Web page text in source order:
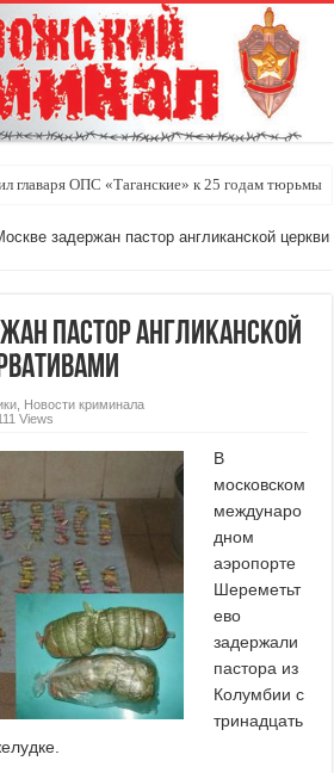
главаря ОПС «Таганские» к 25 годам тюрьмы
задержан пастор англиканской церкви
пастор англиканской
Новости криминала
Views
В
московском
междунаро
дном
аэропорте
Шереметьт
ево
задержали
пастора из
Колумбии с
тринадцать